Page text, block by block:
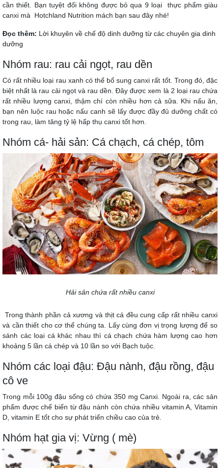
cần thiết. Bạn tuyệt đối không được bỏ qua 9 loại thực phẩm giàu
canxi mà Hotchland Nutrition mách bạn sau đây nhé!
Đọc thêm: Lời khuyên về chế độ dinh dưỡng từ các chuyên gia dinh
dưỡng
Nhóm rau: rau cải ngọt, rau dền
Có rất nhiều loại rau xanh có thể bổ sung canxi rất tốt. Trong đó, đặc
biệt nhất là rau cải ngọt và rau dền. Đây được xem là 2 loại rau chứa
rất nhiều lượng canxi, thậm chí còn nhiều hơn cả sữa. Khi nấu ăn,
bạn nên luộc rau hoặc nấu canh sẽ lấy được đầy đủ dưỡng chất có
trong rau, làm tăng tỷ lệ hấp thụ canxi tốt hơn.
Nhóm cá- hải sản: Cá chạch, cá chép, tôm
Hải sản chứa rất nhiều canxi
Trong thành phần cả xương và thịt cá đều cung cấp rất nhiều canxi
và cần thiết cho cơ thể chúng ta. Lấy cùng đơn vị trọng lượng để so
sánh các loại cá khác nhau thì cá chạch chứa hàm lượng cao hơn
khoảng 5 lần cá chép và 10 lần so với Bạch tuộc.
Nhóm các loại đậu: Đậu nành, đậu rồng, đậu
cô ve
Trong mỗi 100g đậu sống có chứa 350 mg Canxi. Ngoài ra, các sản
phẩm được chế biến từ đậu nành còn chứa nhiều vitamin A, Vitamin
D, vitamin E tốt cho sự phát triển chiều cao của trẻ.
Nhóm hạt gia vị: Vừng ( mè)